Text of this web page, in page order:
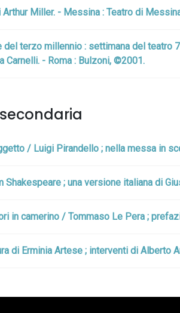
Miller. - Messina : Teatro di
terzo millennio : settimana del
Carnelli. - Roma : Bulzoni, ©2001.
/ Luigi Pirandello ; nella messa in
Shakespeare ; una versione italiana di
in camerino / Tommaso Le Pera ;
di Erminia Artese ; interventi di Alberto